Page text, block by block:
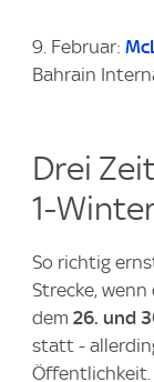
9. Februar:
Bahrain
Drei
1-
So richtig
Strecke,
dem 26. und
statt -
Öffentlichkeit.